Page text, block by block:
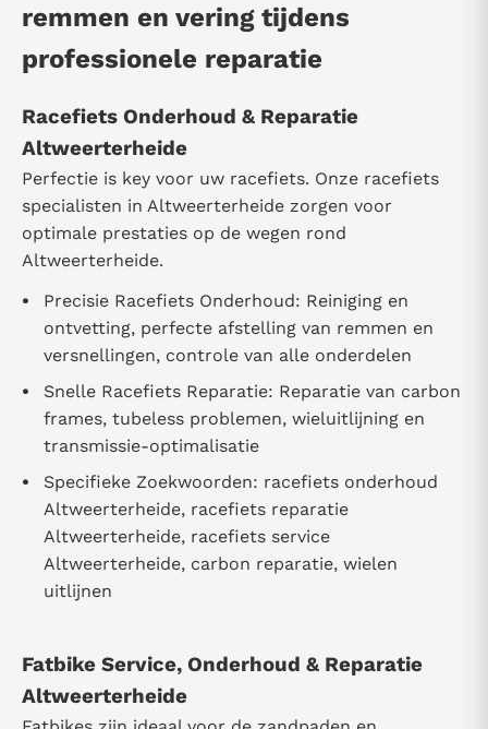
remmen en vering tijdens
professionele reparatie
Racefiets Onderhoud & Reparatie
Altweerterheide
Perfectie is key voor uw racefiets. Onze racefiets
specialisten in Altweerterheide zorgen voor
optimale prestaties op de wegen rond
Altweerterheide.
Precisie Racefiets Onderhoud: Reiniging en
ontvetting, perfecte afstelling van remmen en
versnellingen, controle van alle onderdelen
Snelle Racefiets Reparatie: Reparatie van carbon
frames, tubeless problemen, wieluitlijning en
transmissie-optimalisatie
Specifieke Zoekwoorden: racefiets onderhoud
Altweerterheide, racefiets reparatie
Altweerterheide, racefiets service
Altweerterheide, carbon reparatie, wielen
uitlijnen
Fatbike Service, Onderhoud & Reparatie
Altweerterheide